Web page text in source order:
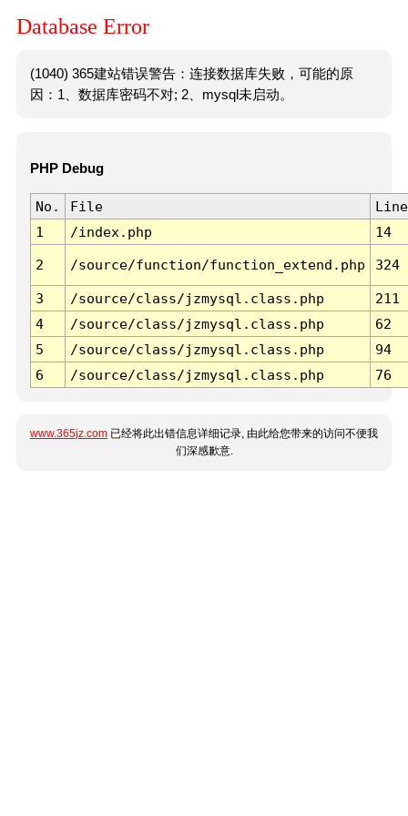
Database Error
(1040) 365建站错误警告：连接数据库失败，可能的原
因：1、数据库密码不对; 2、mysql未启动。
PHP Debug
No. File
Line
1
/index.php 14
2 /source/function/function_extend.php 324
3 /source/class/jzmysql.class.php
211
4
/source/class/jzmysql.class.php
62
5
/source/class/jzmysql.class.php
94
6
/source/class/jzmysql.class.php 76
www.365jz.com 已经将此出错信息详细记录, 由此给您带来的访问不便我
们深感歉意.